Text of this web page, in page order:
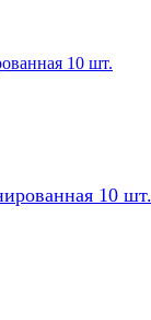
10 шт.